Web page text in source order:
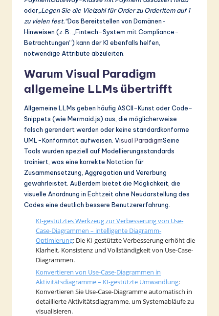
oder„Legen Sie die Vielzahl für Order zu OrderItem auf 1
zu vielen fest.“Das Bereitstellen von Domänen-
Hinweisen (z. B. „Fintech-System mit Compliance-
Betrachtungen“) kann der KI ebenfalls helfen,
notwendige Attribute abzuleiten.
Warum Visual Paradigm
allgemeine LLMs übertrifft
Allgemeine LLMs geben häufig ASCII-Kunst oder Code-
Snippets (wie Mermaid.js) aus, die möglicherweise
falsch gerendert werden oder keine standardkonforme
UML-Konformität aufweisen. Visual ParadigmSeine
Tools wurden speziell auf Modellierungsstandards
trainiert, was eine korrekte Notation für
Zusammensetzung, Aggregation und Vererbung
gewährleistet. Außerdem bietet die Möglichkeit, die
visuelle Anordnung in Echtzeit ohne Neudarstellung des
Codes eine deutlich bessere Benutzererfahrung.
KI-gestütztes Werkzeug zur Verbesserung von Use-
Case-Diagrammen – intelligente Diagramm-
Optimierung: Die KI-gestützte Verbesserung erhöht die
Klarheit, Konsistenz und Vollständigkeit von Use-Case-
Diagrammen.
Konvertieren von Use-Case-Diagrammen in
Aktivitätsdiagramme – KI-gestützte Umwandlung:
Konvertieren Sie Use-Case-Diagramme automatisch in
detaillierte Aktivitätsdiagramme, um Systemabläufe zu
visualisieren.